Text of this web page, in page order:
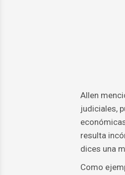
Allen
judiciales,
resulta
dices una
Como